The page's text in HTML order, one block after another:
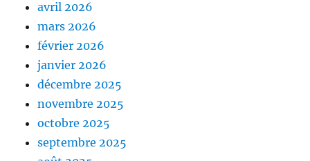
avril 2026
mars 2026
février 2026
janvier 2026
décembre 2025
novembre 2025
octobre 2025
septembre 2025